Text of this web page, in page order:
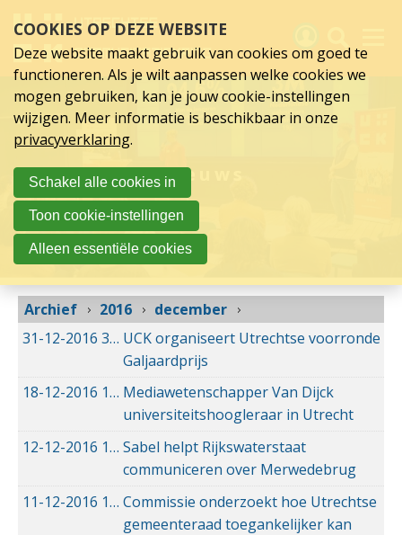
december
2016
links
over
Spring
hoofd
inhoud
Spring
naar
hoofdnavigatie
Nieuws
Archief 2016
december
31-12-2016 31-12-2016 12:15
UCK organiseert Utrechtse voorronde
Galjaardprijs
18-12-2016 18-12-2016 10:26
Mediawetenschapper Van Dijck
universiteitshoogleraar in Utrecht
12-12-2016 12-12-2016 13:01
Sabel helpt Rijkswaterstaat
communiceren over Merwedebrug
11-12-2016 11-12-2016 22:31
Commissie onderzoekt hoe Utrechtse
gemeenteraad toegankelijker kan
Activiteiten
Nieuws
Verslagen
Sluit je aan
Over UCK
COOKIES OP DEZE WEBSITE
Deze website maakt gebruik van cookies om goed te
functioneren. Als je wilt aanpassen welke cookies we
mogen gebruiken, kan je jouw cookie-instellingen
wijzigen. Meer informatie is beschikbaar in onze
privacyverklaring.
Schakel alle cookies in
Toon cookie-instellingen
Alleen essentiële cookies